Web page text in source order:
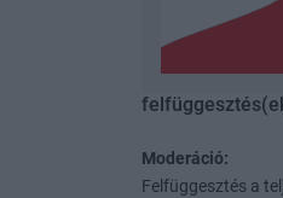
Moderáció:
Felfüggesztés a